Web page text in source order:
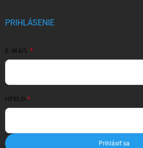
PRIHLÁSENIE
E-MAIL
HESLO
Prihlásiť sa